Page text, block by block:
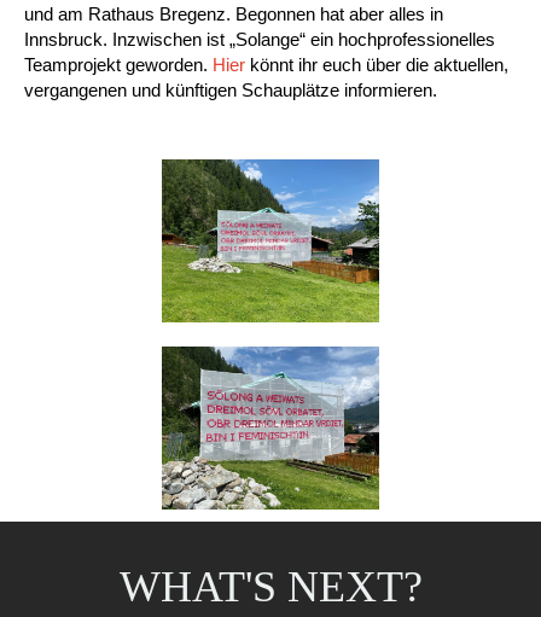
und am Rathaus Bregenz. Begonnen hat aber alles in
Innsbruck. Inzwischen ist „Solange“ ein hochprofessionelles
Teamprojekt geworden. Hier könnt ihr euch über die aktuellen,
vergangenen und künftigen Schauplätze informieren.
WHAT'S NEXT?